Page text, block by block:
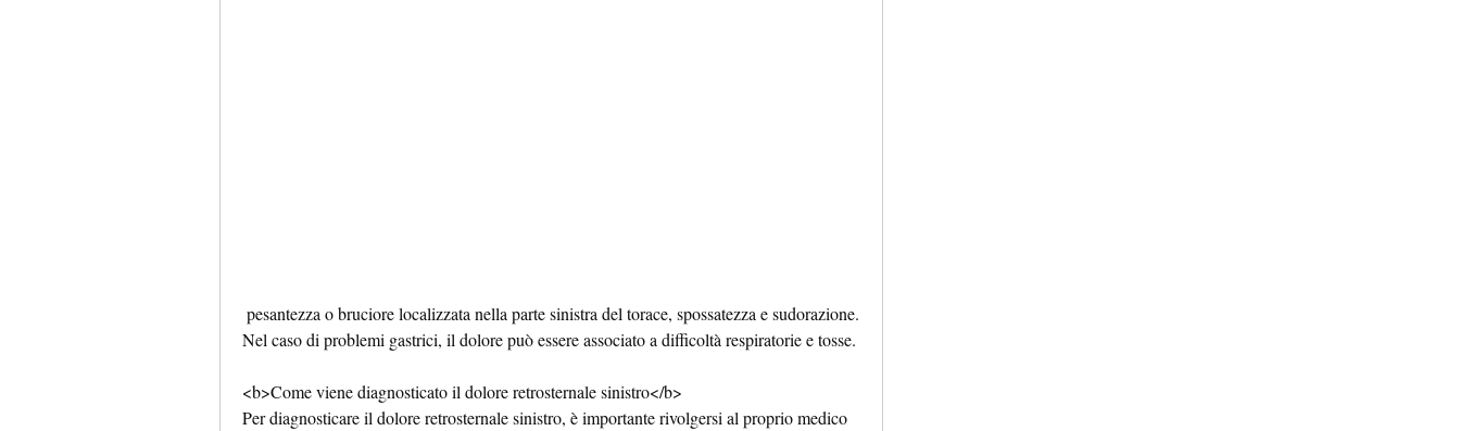
Nel caso di problemi gastrici, il dolore può essere associato a difficoltà respiratorie e tosse.
<b>Come viene diagnosticato il dolore retrosternale sinistro</b>
Per diagnosticare il dolore retrosternale sinistro, è importante rivolgersi al proprio medico